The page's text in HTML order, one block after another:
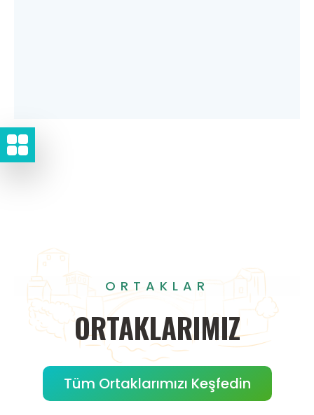
ORTAKLAR
ORTAKLARIMIZ
Tüm Ortaklarımızı Keşfedin